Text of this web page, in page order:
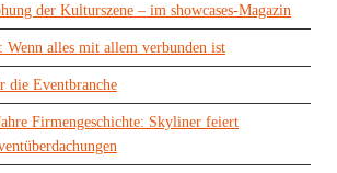
der Kulturszene – im showcases-Magazin
alles mit allem verbunden ist
die Eventbranche
Firmengeschichte: Skyliner feiert